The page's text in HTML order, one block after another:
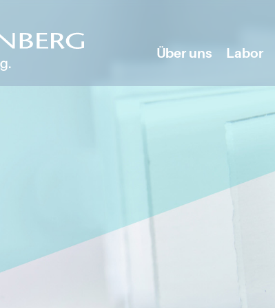
Über uns Labor